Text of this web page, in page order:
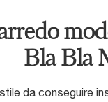
Bla Bla
da conseguire